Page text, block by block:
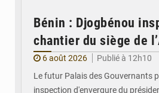
Bénin : Djogbénou
chantier du siège de
6 août 2026
Publié à 12h10
Le futur Palais des Gouvernants
inspection d'envergure du